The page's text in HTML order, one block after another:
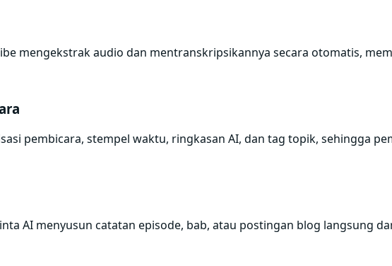
mengekstrak audio dan mentranskripsikannya secara otomatis,
pembicara, stempel waktu, ringkasan AI, dan tag topik, sehingga
AI menyusun catatan episode, bab, atau postingan blog langsung